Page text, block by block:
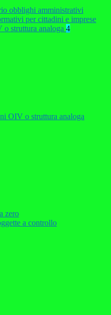
obblighi amministrativi
per cittadini e imprese
struttura analoga 4
OIV o struttura analoga
zero
a controllo